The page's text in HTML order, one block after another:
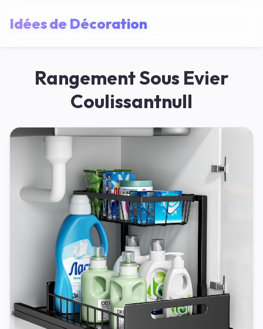
Idées de Décoration
Rangement Sous Evier
Coulissantnull